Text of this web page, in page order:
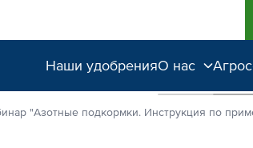
Наши удобренияО нас
Поддержка
"Азотные подкормки. Инструкция по